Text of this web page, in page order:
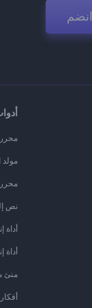
انضم
محرر
مولد
محرر
نص
أداة
منئ